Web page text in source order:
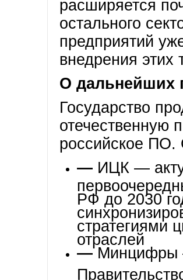
расширяется
остального
предприятий
внедрения этих
О дальнейших
Государство
отечественную
российское
— ИЦК —
РФ до 2030
стратегиями
отраслей
— Минцифры